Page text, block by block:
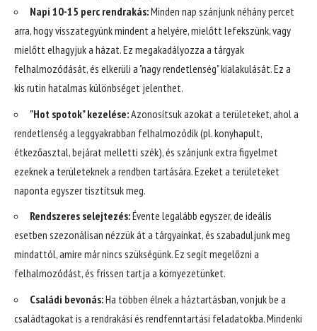
Napi 10-15 perc rendrakás:Minden nap szánjunk néhány percet
arra, hogy visszategyünk mindent a helyére, mielőtt lefekszünk, vagy
mielőtt elhagyjuk a házat. Ez megakadályozza a tárgyak
felhalmozódását, és elkerüli a "nagy rendetlenség" kialakulását. Ez a
kis rutin hatalmas különbséget jelenthet.
"Hot spotok" kezelése:Azonosítsuk azokat a területeket, ahol a
rendetlenség a leggyakrabban felhalmozódik (pl. konyhapult,
étkezőasztal, bejárat melletti szék), és szánjunk extra figyelmet
ezeknek a területeknek a rendben tartására. Ezeket a területeket
naponta egyszer tisztítsuk meg.
Rendszeres selejtezés:Évente legalább egyszer, de ideális
esetben szezonálisan nézzük át a tárgyainkat, és szabaduljunk meg
mindattól, amire már nincs szükségünk. Ez segít megelőzni a
felhalmozódást, és frissen tartja a környezetünket.
Családi bevonás:Ha többen élnek a háztartásban, vonjuk be a
családtagokat is a rendrakási és rendfenntartási feladatokba. Mindenki